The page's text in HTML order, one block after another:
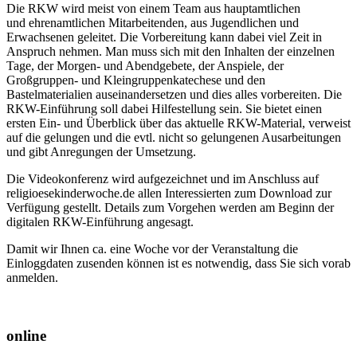
Die RKW wird meist von einem Team aus hauptamtlichen
und ehrenamtlichen Mitarbeitenden, aus Jugendlichen und
Erwachsenen geleitet. Die Vorbereitung kann dabei viel Zeit in
Anspruch nehmen. Man muss sich mit den Inhalten der einzelnen
Tage, der Morgen- und Abendgebete, der Anspiele, der
Großgruppen- und Kleingruppenkatechese und den
Bastelmaterialien auseinandersetzen und dies alles vorbereiten. Die
RKW-Einführung soll dabei Hilfestellung sein. Sie bietet einen
ersten Ein- und Überblick über das aktuelle RKW-Material, verweist
auf die gelungen und die evtl. nicht so gelungenen Ausarbeitungen
und gibt Anregungen der Umsetzung.
Die Videokonferenz wird aufgezeichnet und im Anschluss auf
religioesekinderwoche.de allen Interessierten zum Download zur
Verfügung gestellt. Details zum Vorgehen werden am Beginn der
digitalen RKW-Einführung angesagt.
Damit wir Ihnen ca. eine Woche vor der Veranstaltung die
Einloggdaten zusenden können ist es notwendig, dass Sie sich vorab
anmelden.
online